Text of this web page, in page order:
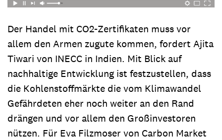
Der Handel mit CO2-Zertifikaten muss vor
allem den Armen zugute kommen, fordert Ajita
Tiwari von INECC in Indien. Mit Blick auf
nachhaltige Entwicklung ist festzustellen, dass
die Kohlenstoffmärkte die vom Klimawandel
Gefährdeten eher noch weiter an den Rand
drängen und vor allem den Großinvestoren
nützen. Für Eva Filzmoser von Carbon Market